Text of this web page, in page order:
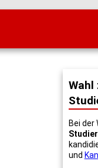
Wahl
Bei der
und